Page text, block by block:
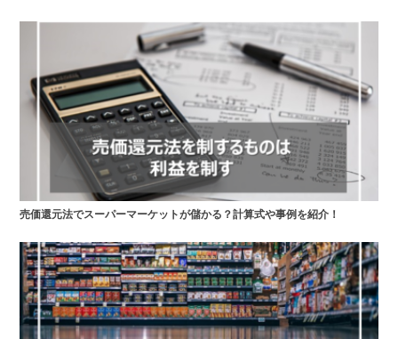
売価還元法でスーパーマーケットが儲かる？計算式や事例を紹介！